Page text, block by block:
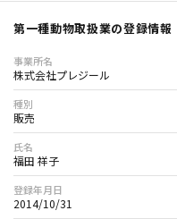
子犬たちは母親の愛情をた
り、誰からも愛される性格
客様・ご家族にお譲りでき
子犬ちゃんと飼い主様がレ
う生涯にわたりサポートし
両親犬は股関節形成不全
子検査、ブルセラ症抗体検
接種、フィラリア予防薬
な繁殖を心がけています。
また、母体の健康を考え生
第一種動物取扱業の登録情報
事業所名
株式会社プレジール
種別
販売
氏名
福田 祥子
登録年月日
2014/10/31